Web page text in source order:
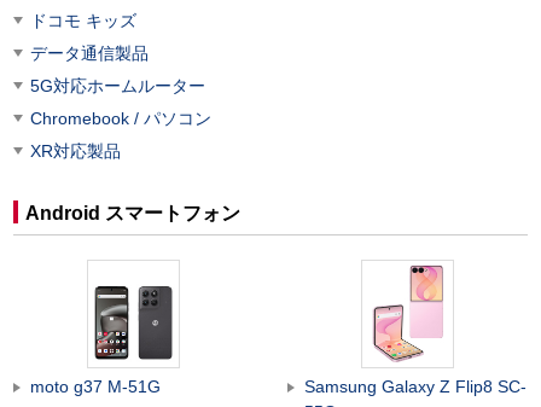
ドコモ キッズ
データ通信製品
5G対応ホームルーター
Chromebook / パソコン
XR対応製品
Android スマートフォン
moto g37 M-51G
Samsung Galaxy Z Flip8 SC-